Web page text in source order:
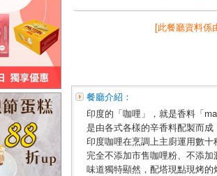
[此餐廳資料係
餐廳介紹：
印度的「咖哩」，就是香料「
是由各式各樣的辛香料配製而
印度咖哩在烹調上主廚運用數
完全不添加市售咖哩粉、不添
味道獨特顯然，配塔現點現烤